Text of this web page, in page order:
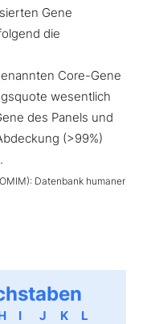
Gene
die
Core-Gene
wesentlich
des Panels und
(>99%)
Datenbank humaner
I J K
L